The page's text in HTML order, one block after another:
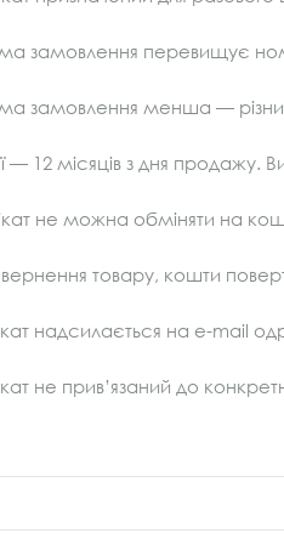
замовлення перевищує
замовлення менша —
— 12 місяців з дня
не можна обміняти на
товару, кошти
надсилається на e-mail
не прив’язаний до